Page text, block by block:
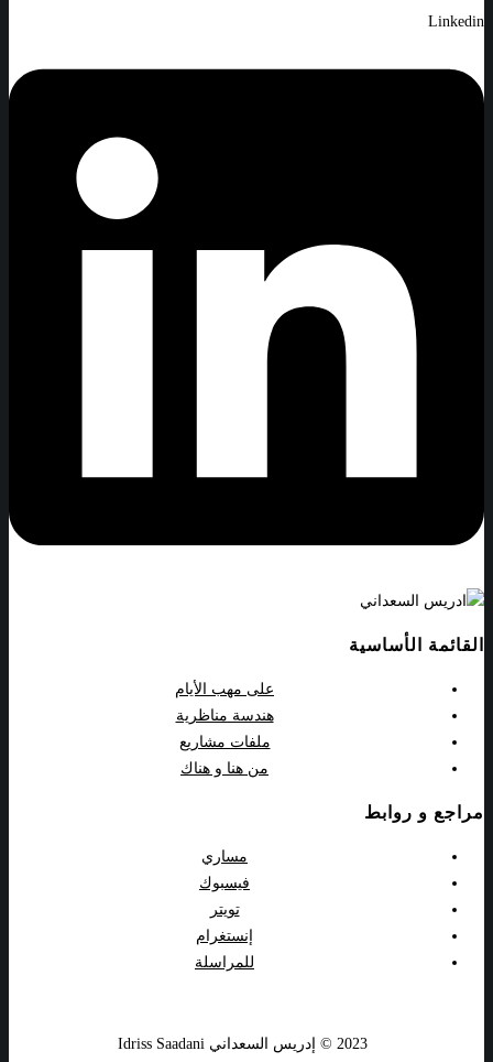
Linkedin
القائمة الأساسية
على مهب الأيام
هندسة مناظرية
ملفات مشاريع
من هنا و هناك
مراجع و روابط
مساري
فيسبوك
تويتر
إنستغرام
للمراسلة
2023 © إدريس السعداني Idriss Saadani